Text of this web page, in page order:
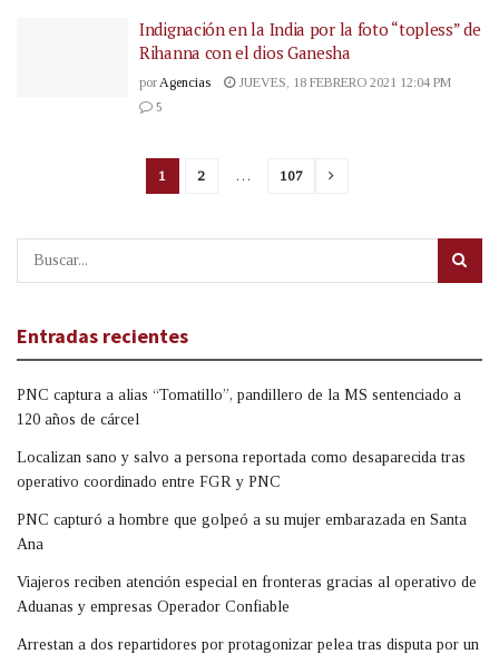
Indignación en la India por la foto “topless” de
Rihanna con el dios Ganesha
por Agencias
JUEVES, 18 FEBRERO 2021 12:04 PM
5
1 2 … 107
Entradas recientes
PNC captura a alias “Tomatillo”, pandillero de la MS sentenciado a
120 años de cárcel
Localizan sano y salvo a persona reportada como desaparecida tras
operativo coordinado entre FGR y PNC
PNC capturó a hombre que golpeó a su mujer embarazada en Santa
Ana
Viajeros reciben atención especial en fronteras gracias al operativo de
Aduanas y empresas Operador Confiable
Arrestan a dos repartidores por protagonizar pelea tras disputa por un